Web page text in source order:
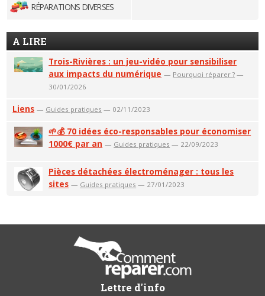
RÉPARATIONS DIVERSES
A LIRE
Trois-Rivières : un jeu-vidéo pour sensibiliser
aux impacts du numérique — Pourquoi réparer ? —
30/01/2026
Liens — Guides pratiques — 02/11/2023
🌱💰 70 idées éco-responsables pour économiser
1000€ par an — Guides pratiques — 22/09/2023
Pièces détachées électroménager : tous les
sites — Guides pratiques — 27/01/2023
Lettre d'info